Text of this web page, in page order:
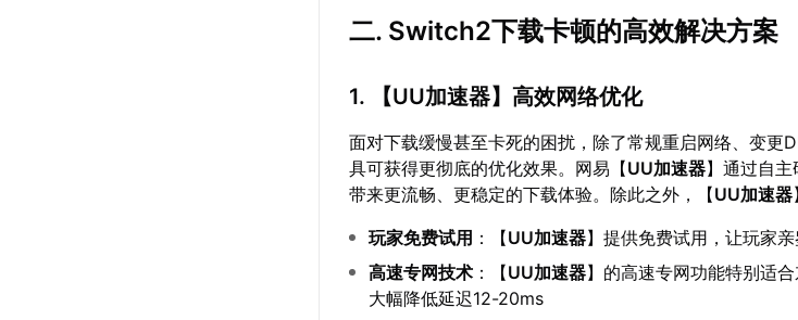
二. Switch2下载卡顿的高效解决方案
1. 【UU加速器】高效网络优化
面对下载缓慢甚至卡死的困扰，除了常规重启网络、变更
具可获得更彻底的优化效果。网易【UU加速器】通过自
带来更流畅、更稳定的下载体验。除此之外，【UU加速器
玩家免费试用 ：【UU加速器】提供免费试用，让玩家
高速专网技术 ：【UU加速器】的高速专网功能特别适
大幅降低延迟12-20ms